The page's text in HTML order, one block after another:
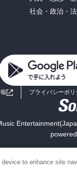
社会・政治・
プライバシーポリ
to enhance site